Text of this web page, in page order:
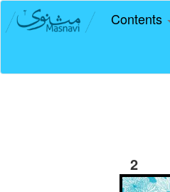
Contents
2